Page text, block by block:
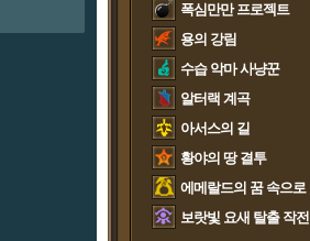
폭심만만 프로젝트
용의 강림
수습 악마 사냥꾼
알터랙 계곡
아서스의 길
황야의 땅 결투
에메랄드의 꿈 속으로
보랏빛 요새 탈출 작전